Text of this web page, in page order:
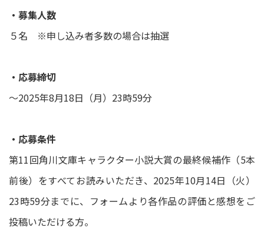
・募集人数
５名 ※申し込み者多数の場合は抽選
・応募締切
～2025年8月18日（月）23時59分
・応募条件
第11回角川文庫キャラクター小説大賞の最終候補作（5本
前後）をすべてお読みいただき、2025年10月14日（火）
23時59分までに、フォームより各作品の評価と感想をご
投稿いただける方。